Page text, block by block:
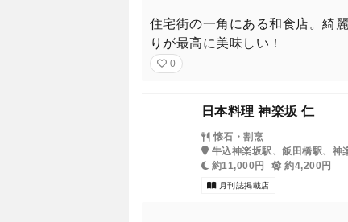
住宅街の一角にある和食店。綺
りが最高に美味しい！
0
日本料理 神楽坂 仁
懐石・割烹
牛込神楽坂駅、飯田橋駅、神
約11,000円
約4,200円
月刊誌掲載店